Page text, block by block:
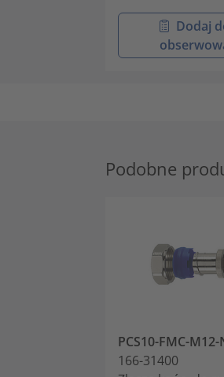
Dodaj
Podobne
PCS10-FMC-
166-31400